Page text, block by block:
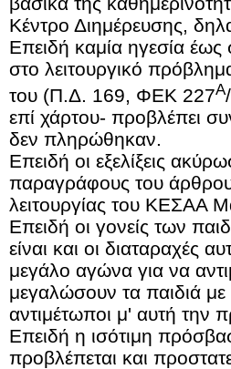
Κέντρο Διημέρευσης,
Επειδή καμία ηγεσία
στο λειτουργικό
του (Π.Δ. 169, ΦΕΚ 227Α
επί χάρτου- προβλέπει
δεν πληρώθηκαν.
Επειδή οι εξελίξεις
παραγράφους του
λειτουργίας του ΚΕΣΑΑ
Επειδή οι γονείς των
είναι και οι διαταραχές
μεγάλο αγώνα για να
μεγαλώσουν τα παιδιά με
αντιμέτωποι μ' αυτή την
Επειδή η ισότιμη
προβλέπεται και